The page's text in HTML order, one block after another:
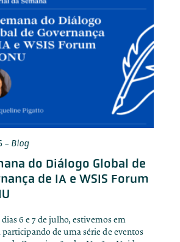
- Blog
do Diálogo Global de
de IA e WSIS Forum
6 e 7 de julho, estivemos em
participando de uma série de eventos